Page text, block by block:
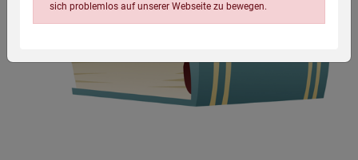
sich problemlos auf unserer Webseite zu bewegen.